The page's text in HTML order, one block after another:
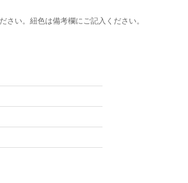
い。紐色は備考欄にご記入ください。